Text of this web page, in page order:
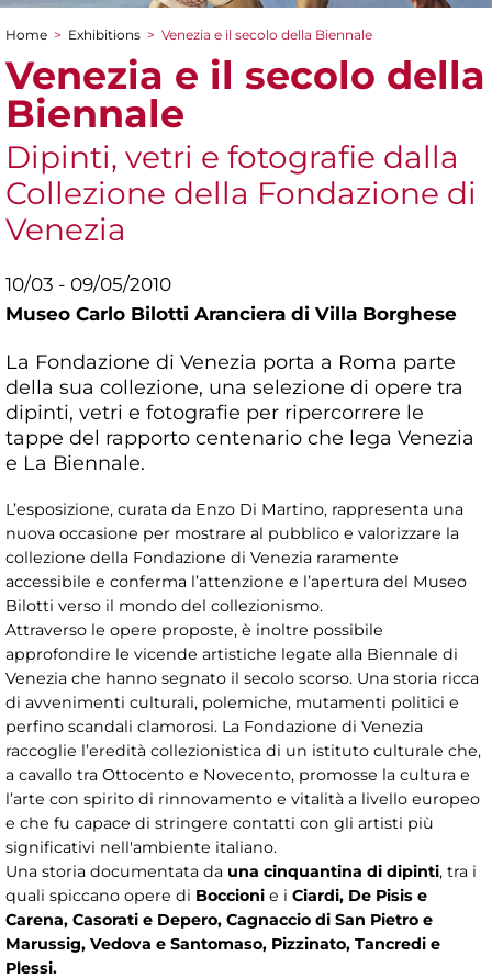
You are here
Home > Exhibitions > Venezia e il secolo della Biennale
Venezia e il secolo della
Biennale
Dipinti, vetri e fotografie dalla
Collezione della Fondazione di
Venezia
10/03 - 09/05/2010
Museo Carlo Bilotti Aranciera di Villa Borghese
La Fondazione di Venezia porta a Roma parte
della sua collezione, una selezione di opere tra
dipinti, vetri e fotografie per ripercorrere le
tappe del rapporto centenario che lega Venezia
e La Biennale.
L’esposizione, curata da Enzo Di Martino, rappresenta una
nuova occasione per mostrare al pubblico e valorizzare la
collezione della Fondazione di Venezia raramente
accessibile e conferma l’attenzione e l’apertura del Museo
Bilotti verso il mondo del collezionismo.
Attraverso le opere proposte, è inoltre possibile
approfondire le vicende artistiche legate alla Biennale di
Venezia che hanno segnato il secolo scorso. Una storia ricca
di avvenimenti culturali, polemiche, mutamenti politici e
perfino scandali clamorosi. La Fondazione di Venezia
raccoglie l’eredità collezionistica di un istituto culturale che,
a cavallo tra Ottocento e Novecento, promosse la cultura e
l’arte con spirito di rinnovamento e vitalità a livello europeo
e che fu capace di stringere contatti con gli artisti più
significativi nell'ambiente italiano.
Una storia documentata da una cinquantina di dipinti, tra i
quali spiccano opere di Boccioni e i Ciardi, De Pisis e
Carena, Casorati e Depero, Cagnaccio di San Pietro e
Marussig, Vedova e Santomaso, Pizzinato, Tancredi e
Plessi.